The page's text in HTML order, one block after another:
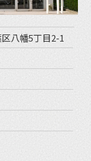
八幡5丁目2-1